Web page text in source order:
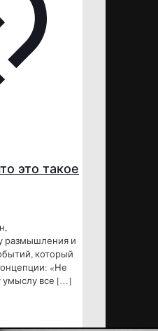
это такое
размышления и
который
«Не
умыслу все […]